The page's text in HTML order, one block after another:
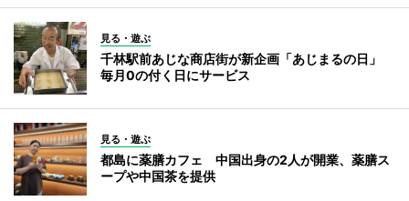
見る・遊ぶ
千林駅前あじな商店街が新企画「あじまるの日」
毎月0の付く日にサービス
見る・遊ぶ
都島に薬膳カフェ 中国出身の2人が開業、薬膳ス
ープや中国茶を提供